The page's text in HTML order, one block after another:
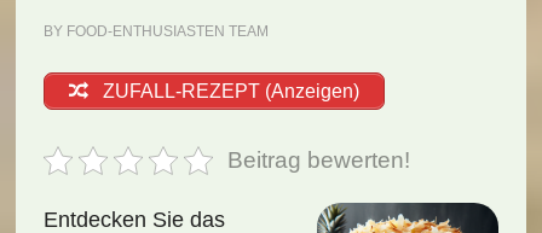
BY FOOD-ENTHUSIASTEN TEAM
ZUFALL-REZEPT (Anzeigen)
Beitrag bewerten!
Entdecken Sie das